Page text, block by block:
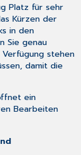
Platz für sehr
Kürzen der
in den
Sie genau
stehen
damit die
ein
Bearbeiten